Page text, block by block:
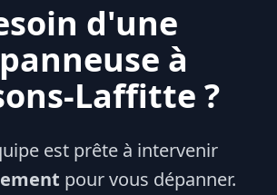
d'une
à
Laffitte ?
est prête à intervenir
pour vous dépanner.